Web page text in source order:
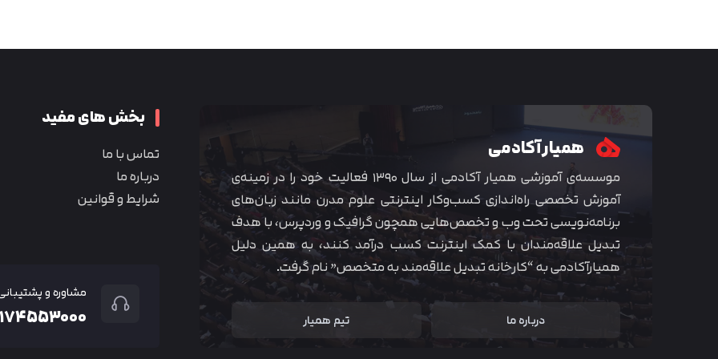
همیار آکادمی
موسسه‌ی آموزشی همیار آکادمی از سال ۱۳۹۰ فعالیت خود را در زمینه‌ی
آموزش تخصصی راه‌اندازی کسب‌و‌کار اینترنتی علوم مدرن مانند زبان‌های
برنامه‌نویسی تحت وب و تخصص‌هایی همچون گرافیک و وردپرس، با هدف
تبدیل علاقه‌مندان با کمک اینترنت کسب درآمد کنند، به همین دلیل
همیارآکادمی به “کارخانه تبدیل علاقه‌مند به متخصص” نام گرفت.
درباره ما تیم همیار
بخش های مفید
تماس با ما
درباره ما
شرایط و قوانین
مشاوره و
متوجه شدم